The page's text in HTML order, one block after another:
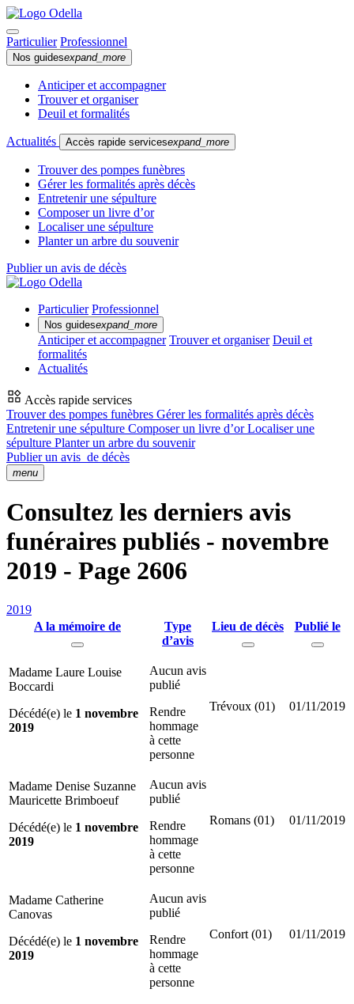
Particulier Professionnel
Nos guidesexpand_more
Anticiper et accompagner
Trouver et organiser
Deuil et formalités
Actualités Accès rapide servicesexpand_more
Trouver des pompes funèbres
Gérer les formalités après décès
Entretenir une sépulture
Composer un livre d’or
Localiser une sépulture
Planter un arbre du souvenir
Publier un avis de décès
Particulier Professionnel
Nos guidesexpand_more
Anticiper et accompagner Trouver et organiser Deuil et
formalités
Actualités
Accès rapide services
Trouver des pompes funèbres Gérer les formalités après décès
Entretenir une sépulture Composer un livre d’orLocaliser une
sépulture Planter un arbre du souvenir
Publier un avis de décès
menu
Consultez les derniers avis
funéraires publiés - novembre
2019 - Page 2606
2019
A la mémoire de
Type
d’avis
Lieu de décès Publié le
Madame Laure Louise
Boccardi
Décédé(e) le 1 novembre
2019
Aucun avis
publié
Rendre
hommage
à cette
personne
Trévoux (01) 01/11/2019
Madame Denise Suzanne
Mauricette Brimboeuf
Décédé(e) le 1 novembre
2019
Aucun avis
publié
Rendre
hommage
à cette
personne
Romans (01) 01/11/2019
Madame Catherine
Canovas
Décédé(e) le 1 novembre
2019
Aucun avis
publié
Rendre
hommage
à cette
personne
Confort (01) 01/11/2019